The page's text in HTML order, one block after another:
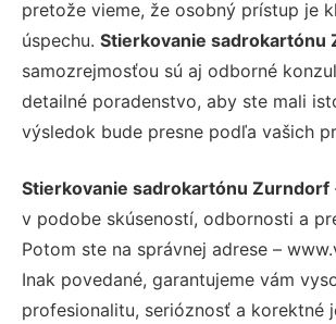
pretože vieme, že osobný prístup je
úspechu. Stierkovanie sadrokartónu
samozrejmosťou sú aj odborné
detailné poradenstvo, aby ste mali
výsledok bude presne podľa vašich
Stierkovanie sadrokartónu Zurndorf
v podobe skúseností, odbornosti a
Potom ste na správnej adrese –
Inak povedané, garantujeme vám
profesionalitu, serióznosť a korektné